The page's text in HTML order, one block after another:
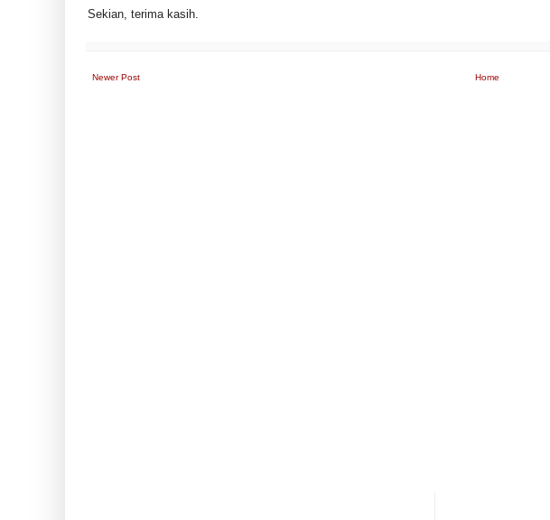
Sekian, terima kasih.
Newer Post Home